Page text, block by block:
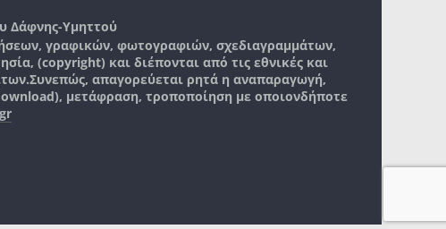
Δάφνης-Υμηττού
γραφικών, φωτογραφιών, σχεδιαγραμμάτων,
(copyright) και διέπονται από τις εθνικές και
Συνεπώς, απαγορεύεται ρητά η αναπαραγωγή,
μετάφραση, τροποποίηση με οποιονδήποτε